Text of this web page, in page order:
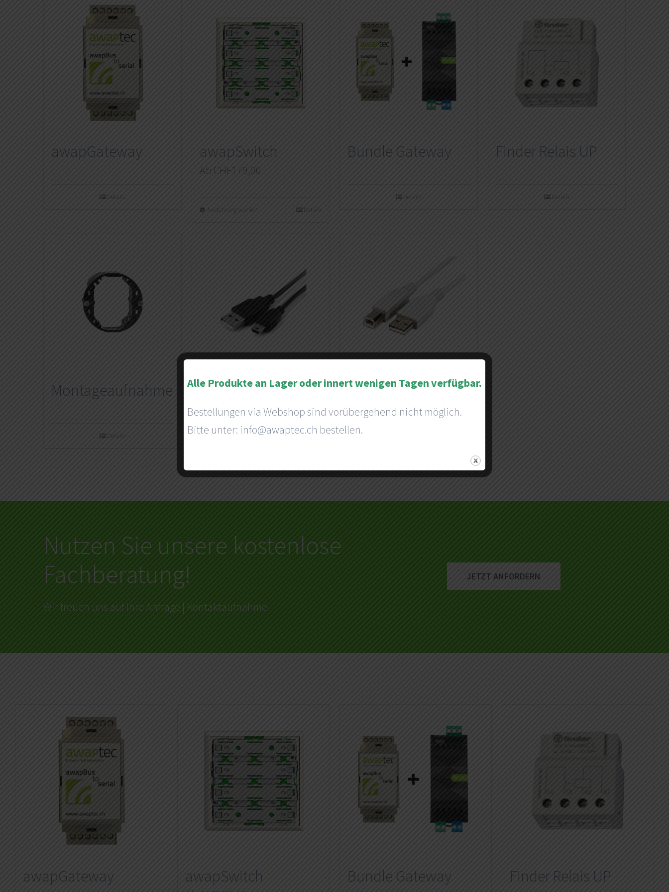
awapGateway
Details
awapSwitch
Ab CHF179,00
Ausführung wählen Details
Bundle Gateway
Details
Finder Relais UP
Details
Montageaufnahme
Details
USB Mini-B Kabel
Details
USB Typ-B Kabel
Nutzen Sie unsere kostenlose
Fachberatung!
Wir freuen uns auf Ihre Anfrage | Kontaktaufnahme.
JETZT ANFORDERN
awapGateway awapSwitch Bundle Gateway Finder Relais UP
Alle Produkte an Lager oder innert wenigen Tagen verfügbar.
Bestellungen via Webshop sind vorübergehend nicht möglich.
Bitte unter: info@awaptec.ch bestellen.